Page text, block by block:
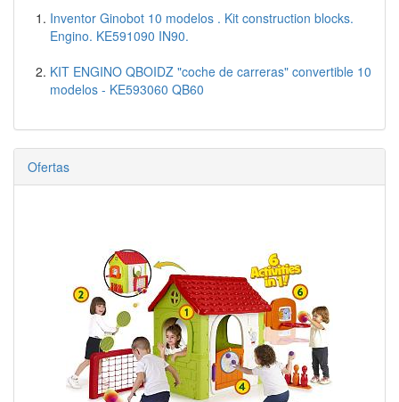
Inventor Ginobot 10 modelos . Kit construction blocks.
Engino. KE591090 IN90.
KIT ENGINO QBOIDZ "coche de carreras" convertible 10
modelos - KE593060 QB60
Ofertas